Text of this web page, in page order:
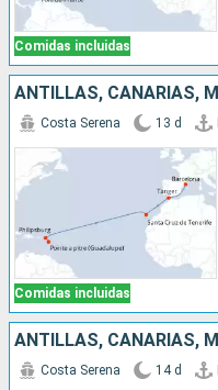
Comidas incluidas
Comidas incluidas
Costa Serena 13 d
Costa Serena 14 d